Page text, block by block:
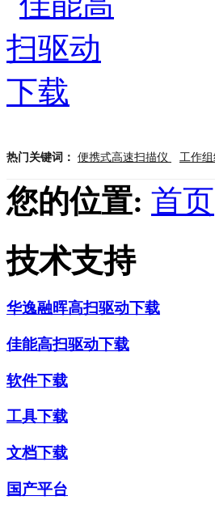
热门关键词： 便携式高速扫描仪 工作
您的位置: 首页
技术支持
华逸融晖高扫驱动下载
佳能高扫驱动下载
软件下载
工具下载
文档下载
国产平台